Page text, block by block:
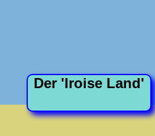
Der 'Iroise Land'